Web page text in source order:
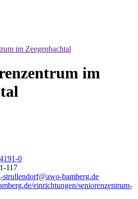
im Zeegenbachtal
im
0
117
strullendorf@awo-bamberg.de
einrichtungen/seniorenzentrum-